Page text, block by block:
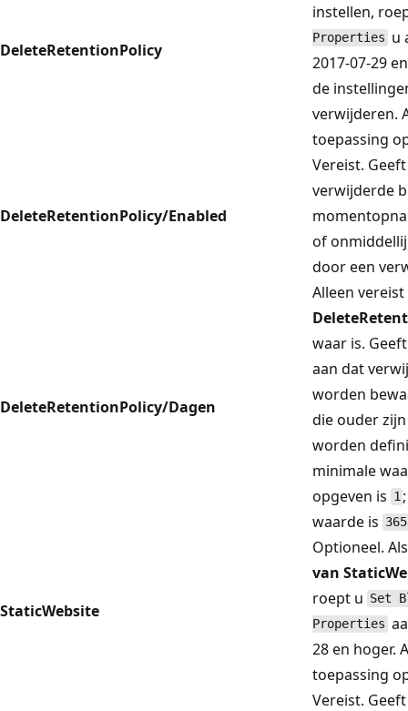
DeleteRetentionPolicy
instellen,
Properties u
2017-07-29
de
verwijderen.
toepassing
DeleteRetentionPolicy/Enabled
Vereist.
verwijderde
of
door een
DeleteRetentionPolicy/Dagen
Alleen vereist
waar is.
aan dat
worden
die ouder
worden
minimale
opgeven is 1
waarde is 365
StaticWebsite
Optioneel.
van
roept u Set
Properties
28 en hoger.
toepassing
Vereist.